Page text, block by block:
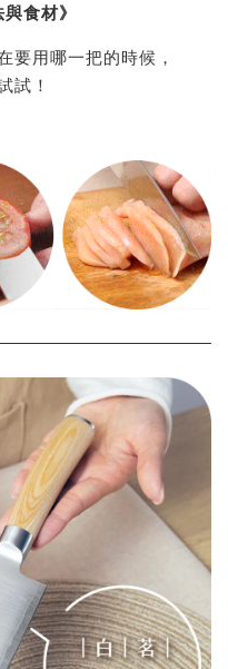
食材》
要用哪一把的時候，
試！